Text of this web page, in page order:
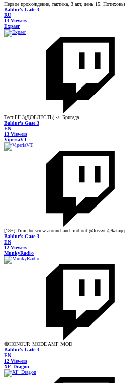
Первое прохождение, тактика, 3 акт, день 15.
Baldur's Gate 3
RU
13 Viewers
Expaer
Тест БГ 3(ДОБЛЕСТЬ) -> Бригада
Baldur's Gate 3
EN
13 Viewers
ViperiaVT
[18+] Time to screw around and find out @fossvt
Baldur's Gate 3
EN
12 Viewers
MunkyRadio
🔴HONOUR MODE AMP MOD
Baldur's Gate 3
EN
12 Viewers
XF_Dragon